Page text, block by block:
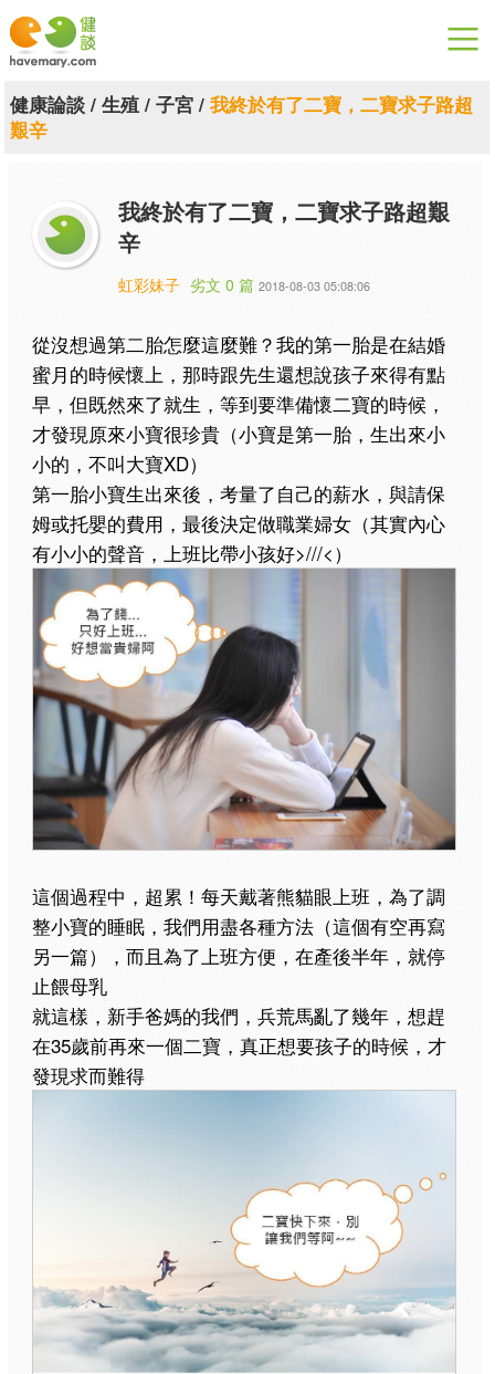
漫漫健康
關於健談
聯絡我們
健康論談/ 生殖/ 子宮/ 我終於有了二寶，二寶求子路超
艱辛
我終於有了二寶，二寶求子路超艱
辛
虹彩妹子 劣文 0 篇 2018-08-03 05:08:06
從沒想過第二胎怎麼這麼難？我的第一胎是在結婚
蜜月的時候懷上，那時跟先生還想說孩子來得有點
早，但既然來了就生，等到要準備懷二寶的時候，
才發現原來小寶很珍貴（小寶是第一胎，生出來小
小的，不叫大寶XD）
第一胎小寶生出來後，考量了自己的薪水，與請保
姆或托嬰的費用，最後決定做職業婦女（其實內心
有小小的聲音，上班比帶小孩好>///<）
這個過程中，超累！每天戴著熊貓眼上班，為了調
整小寶的睡眠，我們用盡各種方法（這個有空再寫
另一篇），而且為了上班方便，在產後半年，就停
止餵母乳
就這樣，新手爸媽的我們，兵荒馬亂了幾年，想趕
在35歲前再來一個二寶，真正想要孩子的時候，才
發現求而難得